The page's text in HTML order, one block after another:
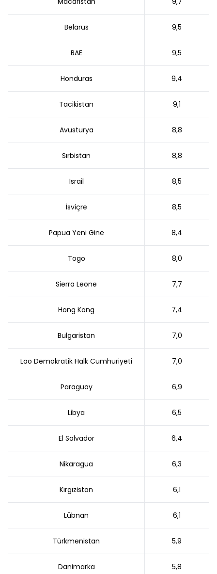
Belarus 9,5
BAE 9,5
Honduras 9,4
Tacikistan 9,1
Avusturya 8,8
Sırbistan 8,8
İsrail 8,5
İsviçre 8,5
Papua Yeni Gine 8,4
Togo 8,0
Sierra Leone 7,7
Hong Kong 7,4
Bulgaristan 7,0
Lao Demokratik Halk Cumhuriyeti 7,0
Paraguay 6,9
Libya 6,5
El Salvador 6,4
Nikaragua 6,3
Kırgızistan 6,1
Lübnan 6,1
Türkmenistan 5,9
Danimarka 5,8